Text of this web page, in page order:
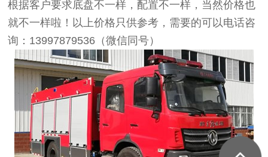
根据客户要求底盘不一样，配置不一样，当然价格也
就不一样啦！以上价格只供参考，需要的可以电话咨
询：13997879536（微信同号）